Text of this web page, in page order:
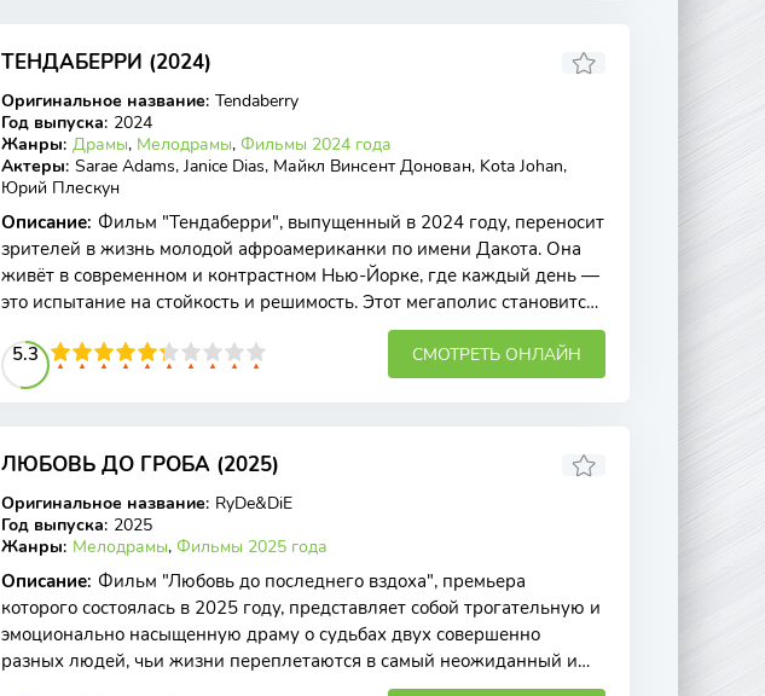
ТЕНДАБЕРРИ (2024)
Оригинальное название: Tendaberry
Год выпуска: 2024
Жанры: Драмы, Мелодрамы, Фильмы 2024 года
Актеры: Sarae Adams, Janice Dias, Майкл Винсент Донован, Kota Johan,
Юрий Плескун
Описание: Фильм "Тендаберри", выпущенный в 2024 году, переносит
зрителей в жизнь молодой афроамериканки по имени Дакота. Она
живёт в современном и контрастном Нью-Йорке, где каждый день —
это испытание на стойкость и решимость. Этот мегаполис становится
5.3
4 5 6 7 8 9 10 СМОТРЕТЬ ОНЛАЙН
ЛЮБОВЬ ДО ГРОБА (2025)
Оригинальное название: RyDe&DiE
Год выпуска: 2025
Жанры: Мелодрамы, Фильмы 2025 года
Описание: Фильм "Любовь до последнего вздоха", премьера
которого состоялась в 2025 году, представляет собой трогательную и
эмоционально насыщенную драму о судьбах двух совершенно
разных людей, чьи жизни переплетаются в самый неожиданный и